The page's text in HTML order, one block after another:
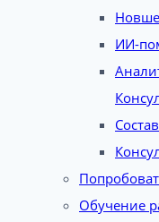
ИИ-
Обучение